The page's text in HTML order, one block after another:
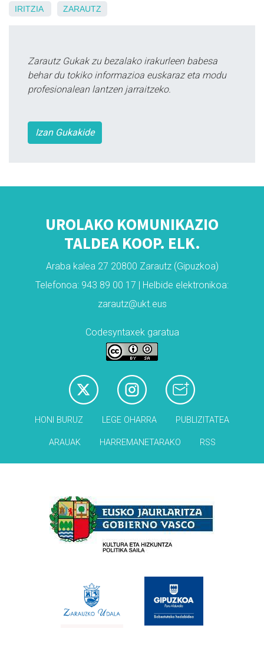
IRITZIA ZARAUTZ
Zarautz Gukak zu bezalako irakurleen babesa
behar du tokiko informazioa euskaraz eta modu
profesionalean lantzen jarraitzeko.
Izan Gukakide
UROLAKO KOMUNIKAZIO
TALDEA KOOP. ELK.
Araba kalea 27 20800 Zarautz (Gipuzkoa)
Telefonoa: 943 89 00 17 | Helbide elektronikoa:
zarautz@ukt.eus
Codesyntaxek garatua
HONI BURUZ LEGE OHARRA PUBLIZITATEA
ARAUAK HARREMANETARAKO RSS